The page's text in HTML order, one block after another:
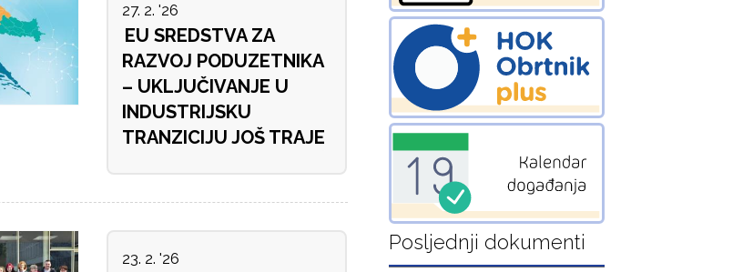
27. 2. '26
EU SREDSTVA ZA
RAZVOJ PODUZETNIKA
– UKLJUČIVANJE U
INDUSTRIJSKU
TRANZICIJU JOŠ TRAJE
23. 2. '26
Posljednji dokumenti